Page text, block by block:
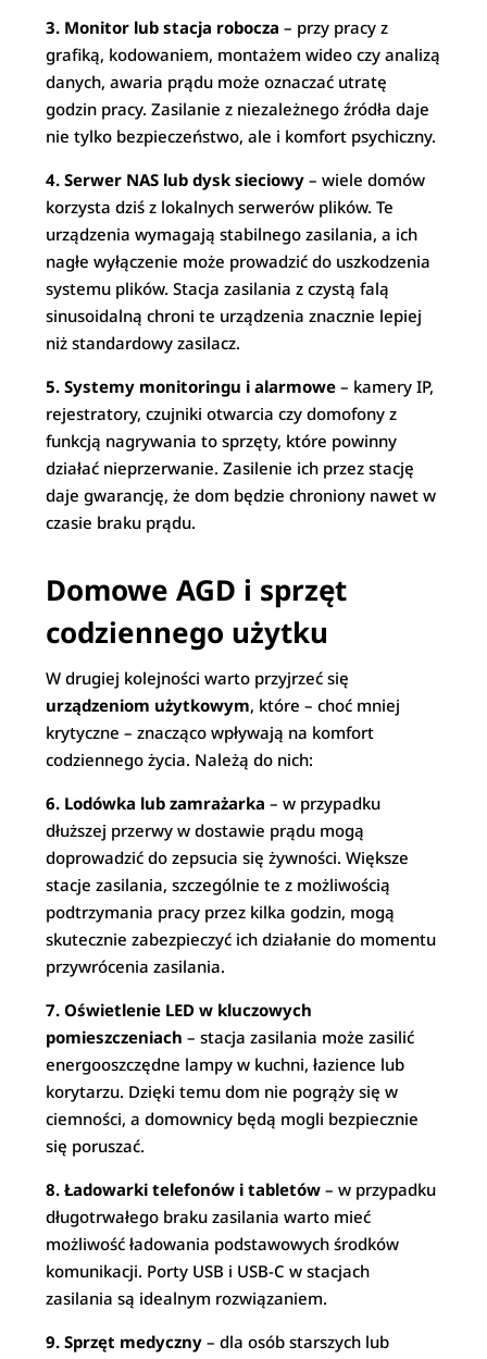
3. Monitor lub stacja robocza – przy pracy z
grafiką, kodowaniem, montażem wideo czy analizą
danych, awaria prądu może oznaczać utratę
godzin pracy. Zasilanie z niezależnego źródła daje
nie tylko bezpieczeństwo, ale i komfort psychiczny.
4. Serwer NAS lub dysk sieciowy – wiele domów
korzysta dziś z lokalnych serwerów plików. Te
urządzenia wymagają stabilnego zasilania, a ich
nagłe wyłączenie może prowadzić do uszkodzenia
systemu plików. Stacja zasilania z czystą falą
sinusoidalną chroni te urządzenia znacznie lepiej
niż standardowy zasilacz.
5. Systemy monitoringu i alarmowe – kamery IP,
rejestratory, czujniki otwarcia czy domofony z
funkcją nagrywania to sprzęty, które powinny
działać nieprzerwanie. Zasilenie ich przez stację
daje gwarancję, że dom będzie chroniony nawet w
czasie braku prądu.
Domowe AGD i sprzęt
codziennego użytku
W drugiej kolejności warto przyjrzeć się
urządzeniom użytkowym, które – choć mniej
krytyczne – znacząco wpływają na komfort
codziennego życia. Należą do nich:
6. Lodówka lub zamrażarka – w przypadku
dłuższej przerwy w dostawie prądu mogą
doprowadzić do zepsucia się żywności. Większe
stacje zasilania, szczególnie te z możliwością
podtrzymania pracy przez kilka godzin, mogą
skutecznie zabezpieczyć ich działanie do momentu
przywrócenia zasilania.
7. Oświetlenie LED w kluczowych
pomieszczeniach – stacja zasilania może zasilić
energooszczędne lampy w kuchni, łazience lub
korytarzu. Dzięki temu dom nie pogrąży się w
ciemności, a domownicy będą mogli bezpiecznie
się poruszać.
8. Ładowarki telefonów i tabletów – w przypadku
długotrwałego braku zasilania warto mieć
możliwość ładowania podstawowych środków
komunikacji. Porty USB i USB-C w stacjach
zasilania są idealnym rozwiązaniem.
9. Sprzęt medyczny – dla osób starszych lub